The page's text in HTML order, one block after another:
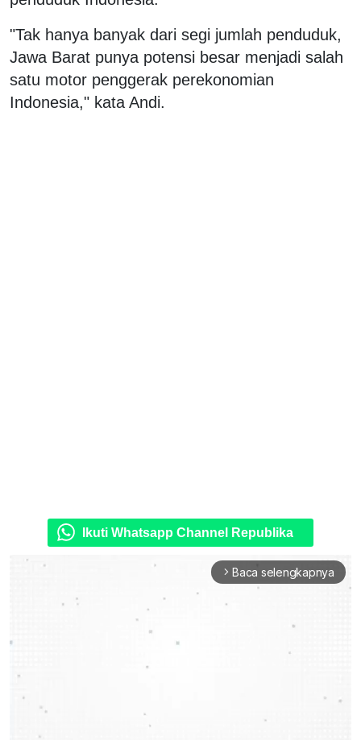
"Tak hanya banyak dari segi jumlah penduduk,
Jawa Barat punya potensi besar menjadi salah
satu motor penggerak perekonomian
Indonesia," kata Andi.
Ikuti Whatsapp Channel Republika
arrow_forward_ios Baca selengkapnya